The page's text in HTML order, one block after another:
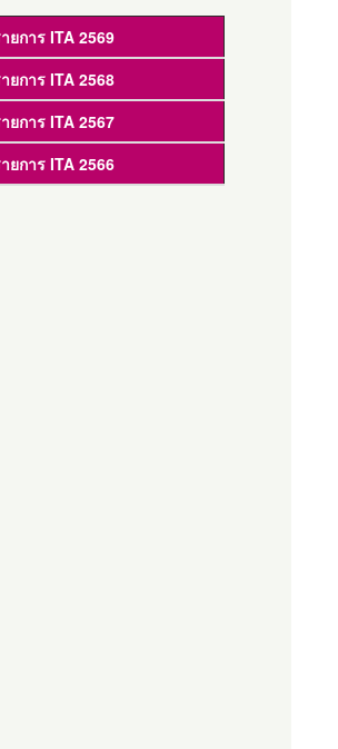
ยการ ITA 2569
ยการ ITA 2568
ยการ ITA 2567
ยการ ITA 2566